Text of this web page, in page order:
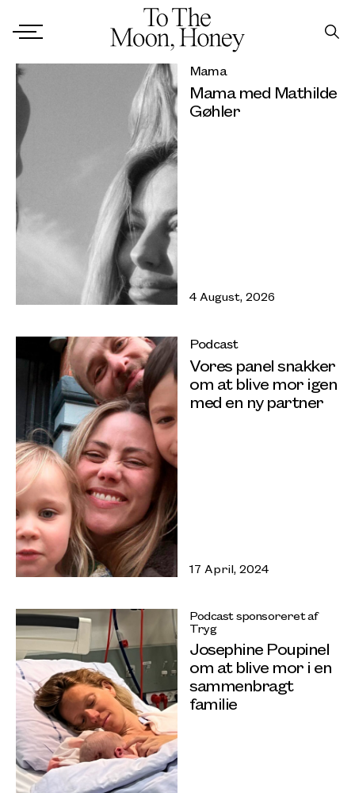
Mama
Mama med Mathilde
Gøhler
4 August, 2026
Podcast
Vores panel snakker
om at blive mor igen
med en ny partner
17 April, 2024
Podcast sponsoreret af
Tryg
Josephine Poupinel
om at blive mor i en
sammenbragt
familie